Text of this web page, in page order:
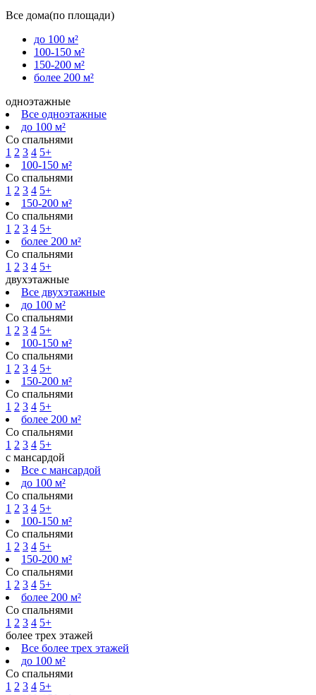
Все дома(по площади)
до 100 м²
100-150 м²
150-200 м²
более 200 м²
одноэтажные
Все одноэтажные
до 100 м²
Со спальнями
1 2 3 4 5+
100-150 м²
Со спальнями
1 2 3 4 5+
150-200 м²
Со спальнями
1 2 3 4 5+
более 200 м²
Со спальнями
1 2 3 4 5+
двухэтажные
Все двухэтажные
до 100 м²
Со спальнями
1 2 3 4 5+
100-150 м²
Со спальнями
1 2 3 4 5+
150-200 м²
Со спальнями
1 2 3 4 5+
более 200 м²
Со спальнями
1 2 3 4 5+
с мансардой
Все с мансардой
до 100 м²
Со спальнями
1 2 3 4 5+
100-150 м²
Со спальнями
1 2 3 4 5+
150-200 м²
Со спальнями
1 2 3 4 5+
более 200 м²
Со спальнями
1 2 3 4 5+
более трех этажей
Все более трех этажей
до 100 м²
Со спальнями
1 2 3 4 5+